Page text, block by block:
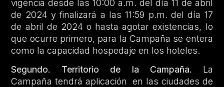
vigencia desde las 10:00 a.m. del día 11 de abril
de 2024 y finalizará a las 11:59 p.m. del día 17
de abril de 2024 o hasta agotar existencias, lo
que ocurre primero, para la Campaña se entera
como la capacidad hospedaje en los hoteles.
Segundo. Territorio de la Campaña. La
Campaña tendrá aplicación en las ciudades de